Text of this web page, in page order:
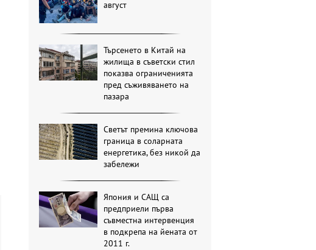
август
Търсенето в Китай на
жилища в съветски стил
показва ограниченията
пред съживяването на
пазара
Светът премина ключова
граница в соларната
енергетика, без никой да
забележи
Япония и САЩ са
предприели първа
съвместна интервенция
в подкрепа на йената от
2011 г.